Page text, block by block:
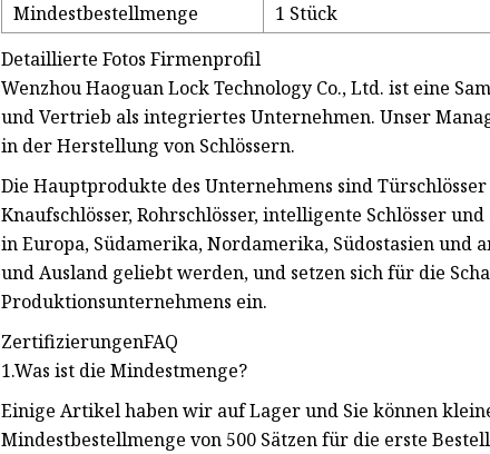
Mindestbestellmenge
1 Stück
Detaillierte Fotos Firmenprofil
Wenzhou Haoguan Lock Technology Co., Ltd. ist eine
und Vertrieb als integriertes Unternehmen. Unser
in der Herstellung von Schlössern.
Die Hauptprodukte des Unternehmens sind
Knaufschlösser, Rohrschlösser, intelligente Schlösser
in Europa, Südamerika, Nordamerika, Südostasien und
und Ausland geliebt werden, und setzen sich für die
Produktionsunternehmens ein.
ZertifizierungenFAQ
1.Was ist die Mindestmenge?
Einige Artikel haben wir auf Lager und Sie können
Mindestbestellmenge von 500 Sätzen für die erste